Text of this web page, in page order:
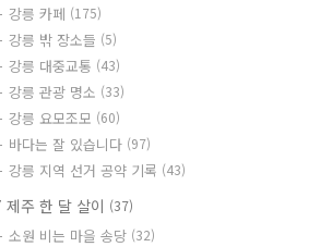
강릉 카페 (175)
강릉 밖 장소들 (5)
강릉 대중교통 (43)
강릉 관광 명소 (33)
강릉 요모조모 (60)
바다는 잘 있습니다 (97)
강릉 지역 선거 공약 기록 (43)
제주 한 달 살이 (37)
소원 비는 마을 송당 (32)